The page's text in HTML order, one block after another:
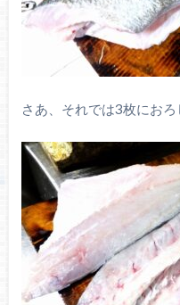
さあ、それでは3枚におろ